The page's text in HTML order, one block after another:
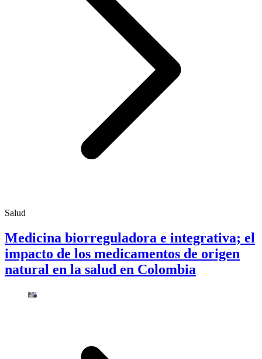
Salud
Medicina biorreguladora e integrativa; el
impacto de los medicamentos de origen
natural en la salud en Colombia